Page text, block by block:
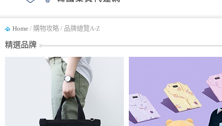
Home / 購物攻略 / 品牌總覽A-Z
精選品牌